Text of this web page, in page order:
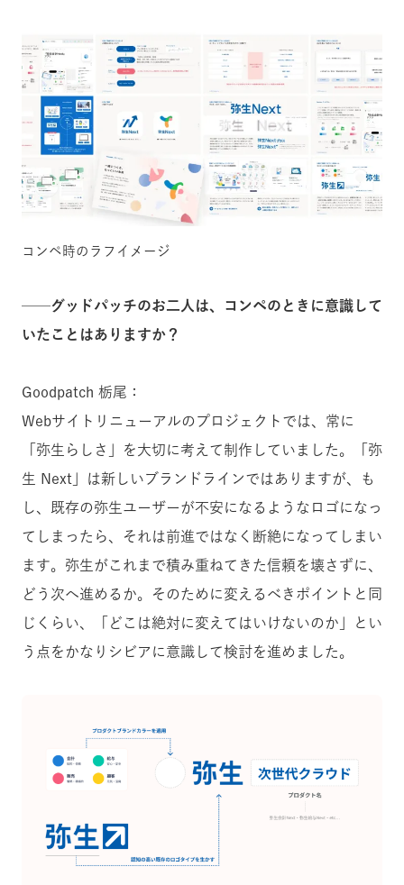
コンペ時のラフイメージ
──グッドパッチのお二人は、コンペのときに意識して
いたことはありますか？
Goodpatch 栃尾：
Webサイトリニューアルのプロジェクトでは、常に
「弥生らしさ」を大切に考えて制作していました。「弥
生 Next」は新しいブランドラインではありますが、も
し、既存の弥生ユーザーが不安になるようなロゴになっ
てしまったら、それは前進ではなく断絶になってしまい
ます。弥生がこれまで積み重ねてきた信頼を壊さずに、
どう次へ進めるか。そのために変えるべきポイントと同
じくらい、「どこは絶対に変えてはいけないのか」とい
う点をかなりシビアに意識して検討を進めました。